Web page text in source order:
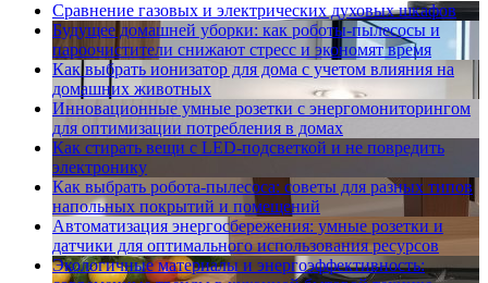
Сравнение газовых и электрических духовых шкафов
Будущее домашней уборки: как роботы-пылесосы и
пароочистители снижают стресс и экономят время
Как выбрать ионизатор для дома с учетом влияния на
домашних животных
Инновационные умные розетки с энергомониторингом
для оптимизации потребления в домах
Как стирать вещи с LED-подсветкой и не повредить
электронику
Как выбрать робота-пылесоса: советы для разных типов
напольных покрытий и помещений
Автоматизация энергосбережения: умные розетки и
датчики для оптимального использования ресурсов
Экологичные материалы и энергоэффективность: